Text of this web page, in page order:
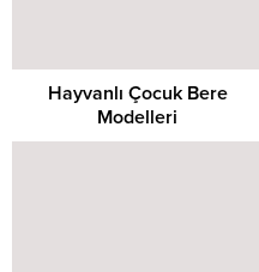
Hayvanlı Çocuk Bere
Modelleri